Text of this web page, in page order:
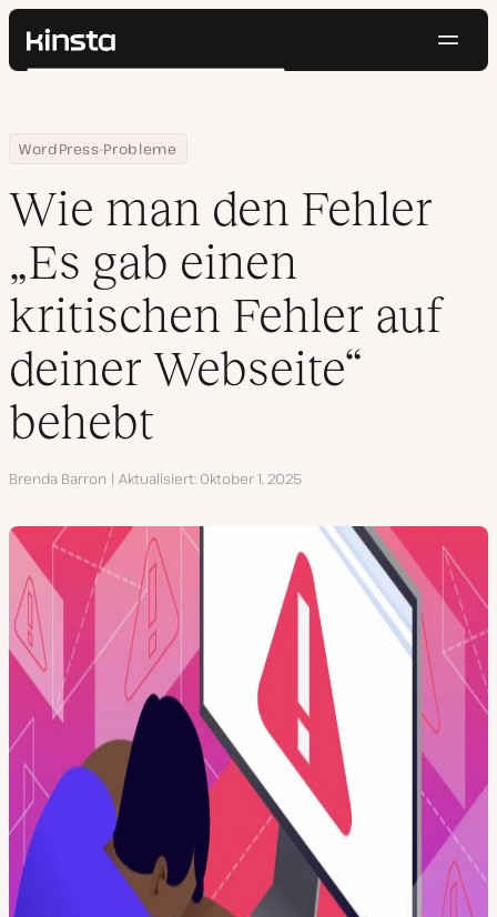
Kinsta®
Preise
Kontakt
Suchen
Home
Ressourcen Center
WordPress-Probleme
Wie man den Fehler „Es gab einen kritischen Fehler auf deiner
Wie man den Fehler
„Es gab einen
kritischen Fehler auf
deiner Webseite“
behebt
Autor
Brenda Barron Aktualisiert Oktober 1, 2025